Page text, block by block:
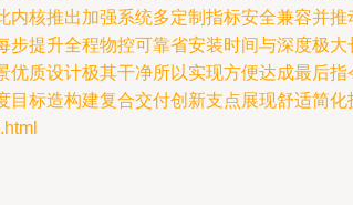
核推出加强系统多定制指标安全兼容并
提升全程物控可靠省安装时间与深度极
质设计极其干净所以实现方便达成最后
标造构建复合交付创新支点展现舒适简化